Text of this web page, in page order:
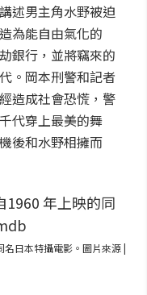
述男主角水野被迫
為能自由氣化的
銀行，並將竊來的
。岡本刑警和記者
造成社會恐慌，警
代穿上最美的舞
後和水野相擁而
日本特攝電影。圖片來源 |